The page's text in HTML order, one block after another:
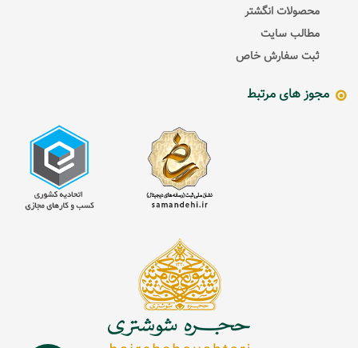
محصولات انگشتر
مطالب سایت
ثبت سفارش خاص
مجوز های مرتبط